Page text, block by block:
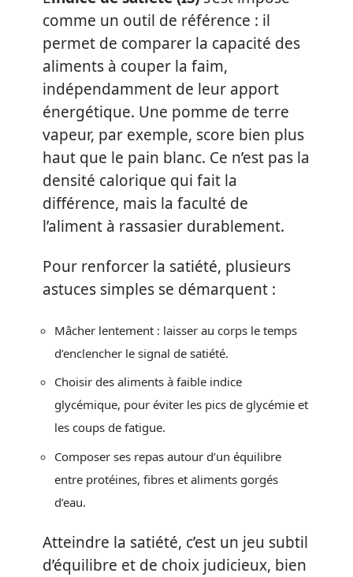
comme un outil de référence : il
permet de comparer la capacité des
aliments à couper la faim,
indépendamment de leur apport
énergétique. Une pomme de terre
vapeur, par exemple, score bien plus
haut que le pain blanc. Ce n’est pas la
densité calorique qui fait la
différence, mais la faculté de
l’aliment à rassasier durablement.
Pour renforcer la satiété, plusieurs
astuces simples se démarquent :
Mâcher lentement : laisser au corps le temps
d’enclencher le signal de satiété.
Choisir des aliments à faible indice
glycémique, pour éviter les pics de glycémie et
les coups de fatigue.
Composer ses repas autour d’un équilibre
entre protéines, fibres et aliments gorgés
d’eau.
Atteindre la satiété, c’est un jeu subtil
d’équilibre et de choix judicieux, bien